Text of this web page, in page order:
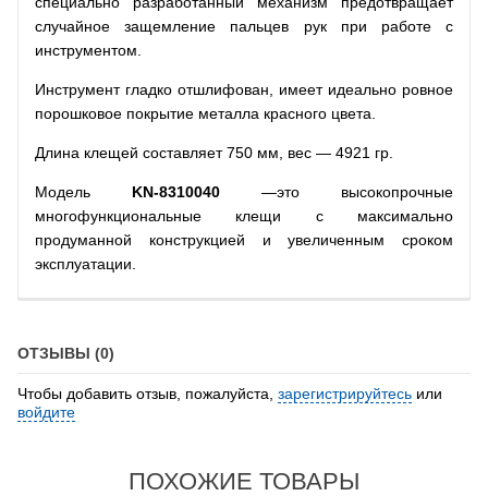
случайное защемление пальцев рук при работе с
инструментом.
Инструмент гладко отшлифован, имеет идеально ровное
порошковое покрытие металла красного цвета.
Длина клещей составляет 750 мм, вес — 4921 гр.
Модель KN-8310040 —это высокопрочные
многофункциональные клещи с максимально
продуманной конструкцией и увеличенным сроком
эксплуатации.
ОТЗЫВЫ (0)
Чтобы добавить отзыв, пожалуйста, зарегистрируйтесь или
войдите
ПОХОЖИЕ ТОВАРЫ